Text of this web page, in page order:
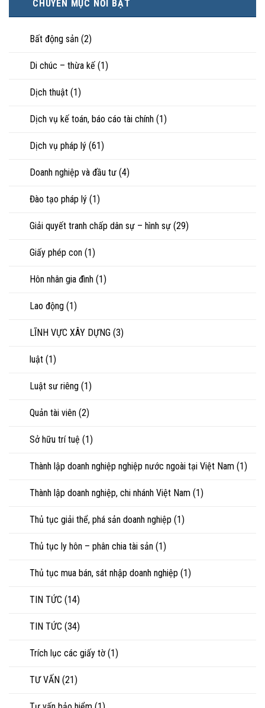
tiếp
nuôi
phúc:
Góc
tài
sản
chấp
CHUYÊN MỤC NỔI BẬT
Bất động sản (2)
Di chúc – thừa kế (1)
Dịch thuật (1)
Dịch vụ kế toán, báo cáo tài chính (1)
Dịch vụ pháp lý (61)
Doanh nghiệp và đầu tư (4)
Đào tạo pháp lý (1)
Giải quyết tranh chấp dân sự – hình sự (29)
Giấy phép con (1)
Hôn nhân gia đình (1)
Lao động (1)
LĨNH VỰC XÂY DỰNG (3)
luật (1)
Luật sư riêng (1)
Quản tài viên (2)
Sở hữu trí tuệ (1)
Thành lập doanh nghiệp nghiệp nước ngoài tại Việt Nam (1)
Thành lập doanh nghiệp, chi nhánh Việt Nam (1)
Thủ tục giải thể, phá sản doanh nghiệp (1)
Thủ tục ly hôn – phân chia tài sản (1)
Thủ tục mua bán, sát nhập doanh nghiệp (1)
TIN TỨC (14)
TIN TỨC (34)
Trích lục các giấy tờ (1)
TƯ VẤN (21)